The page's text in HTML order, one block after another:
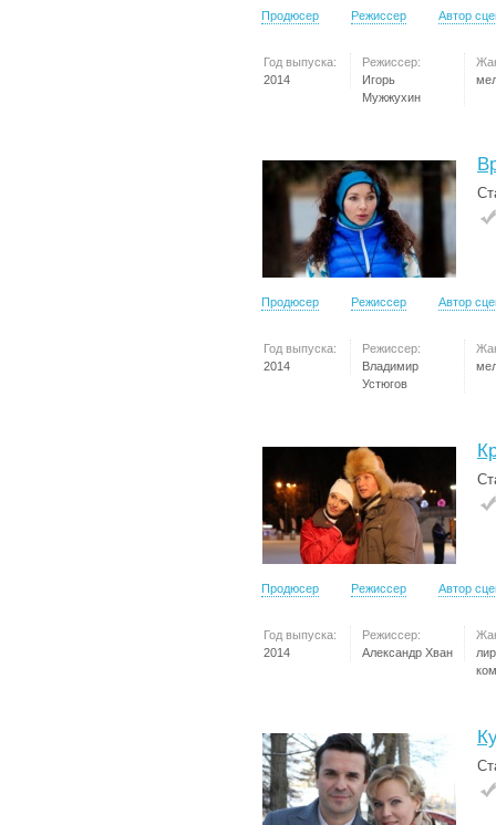
Продюсер Режиссер Автор
Год выпуска:
2014
Режиссер:
Игорь
Мужжухин
Продюсер Режиссер Автор
Год выпуска:
2014
Режиссер:
Владимир
Устюгов
Продюсер Режиссер Автор
Год выпуска:
2014
Режиссер:
Александр Хван